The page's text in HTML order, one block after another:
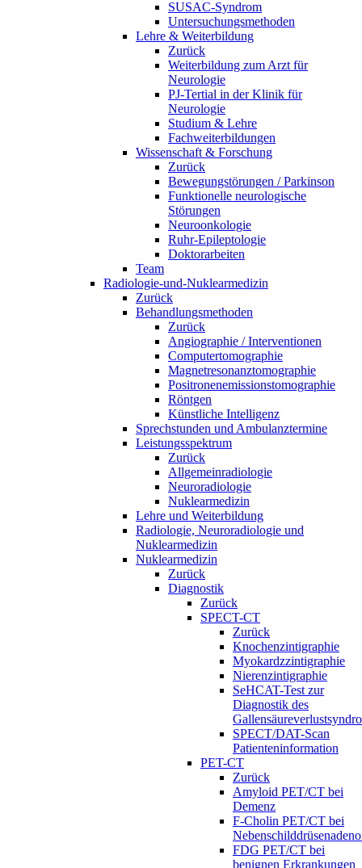
SUSAC-Syndrom
Untersuchungsmethoden
Lehre & Weiterbildung
Zurück
Weiterbildung zum Arzt für
Neurologie
PJ-Tertial in der Klinik für
Neurologie
Studium & Lehre
Fachweiterbildungen
Wissenschaft & Forschung
Zurück
Bewegungstörungen / Parkinson
Funktionelle neurologische
Störungen
Neuroonkologie
Ruhr-Epileptologie
Doktorarbeiten
Team
Radiologie-und-Nuklearmedizin
Zurück
Behandlungsmethoden
Zurück
Angiographie / Interventionen
Computertomographie
Magnetresonanztomographie
Positronenemissionstomographie
Röntgen
Künstliche Intelligenz
Sprechstunden und Ambulanztermine
Leistungsspektrum
Zurück
Allgemeinradiologie
Neuroradiologie
Nuklearmedizin
Lehre und Weiterbildung
Radiologie, Neuroradiologie und
Nuklearmedizin
Nuklearmedizin
Zurück
Diagnostik
Zurück
SPECT-CT
Zurück
Knochenzintigraphie
Myokardzzintigraphie
Nierenzintigraphie
SeHCAT-Test zur
Diagnostik des
SPECT/DAT-Scan
Patienteninformation
PET-CT
Zurück
Amyloid PET/CT bei
Demenz
F-Cholin PET/CT bei
FDG PET/CT bei
benignen Erkrankungen